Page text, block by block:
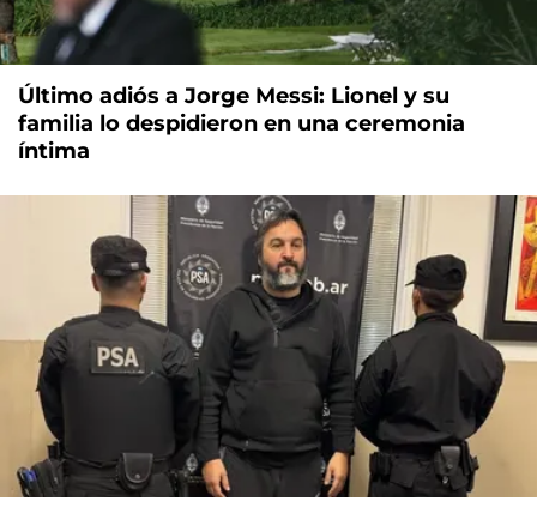
Último adiós a Jorge Messi: Lionel y su
familia lo despidieron en una ceremonia
íntima